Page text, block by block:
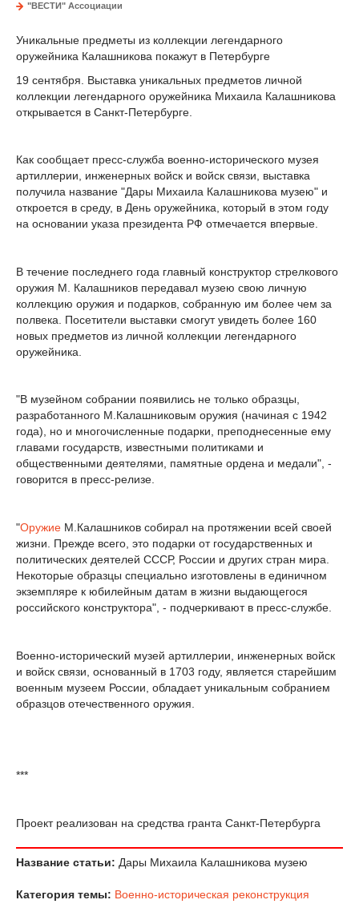
"ВЕСТИ" Ассоциации
Уникальные предметы из коллекции легендарного
оружейника Калашникова покажут в Петербурге
19 сентября. Выставка уникальных предметов личной
коллекции легендарного оружейника Михаила Калашникова
открывается в Санкт-Петербурге.
Как сообщает пресс-служба военно-исторического музея
артиллерии, инженерных войск и войск связи, выставка
получила название "Дары Михаила Калашникова музею" и
откроется в среду, в День оружейника, который в этом году
на основании указа президента РФ отмечается впервые.
В течение последнего года главный конструктор стрелкового
оружия М. Калашников передавал музею свою личную
коллекцию оружия и подарков, собранную им более чем за
полвека. Посетители выставки смогут увидеть более 160
новых предметов из личной коллекции легендарного
оружейника.
"В музейном собрании появились не только образцы,
разработанного М.Калашниковым оружия (начиная с 1942
года), но и многочисленные подарки, преподнесенные ему
главами государств, известными политиками и
общественными деятелями, памятные ордена и медали", -
говорится в пресс-релизе.
"Оружие М.Калашников собирал на протяжении всей своей
жизни. Прежде всего, это подарки от государственных и
политических деятелей СССР, России и других стран мира.
Некоторые образцы специально изготовлены в единичном
экземпляре к юбилейным датам в жизни выдающегося
российского конструктора", - подчеркивают в пресс-службе.
Военно-исторический музей артиллерии, инженерных войск
и войск связи, основанный в 1703 году, является старейшим
военным музеем России, обладает уникальным собранием
образцов отечественного оружия.
***
Проект реализован на средства гранта Санкт-Петербурга
Название статьи: Дары Михаила Калашникова музею
Категория темы: Военно-историческая реконструкция